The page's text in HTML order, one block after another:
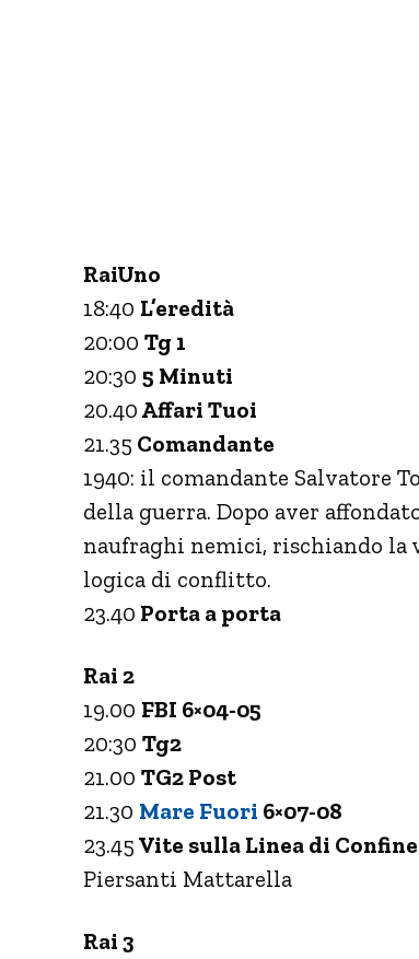
RaiUno
18:40 L’eredità
20:00 Tg 1
20:30 5 Minuti
20.40 Affari Tuoi
21.35 Comandante
1940: il comandante Salvatore
della guerra. Dopo aver
naufraghi nemici, rischiando la
logica di conflitto.
23.40 Porta a porta
Rai 2
19.00 FBI 6×04-05
20:30 Tg2
21.00 TG2 Post
21.30 Mare Fuori 6×07-08
23.45 Vite sulla Linea di Confine
Piersanti Mattarella
Rai 3